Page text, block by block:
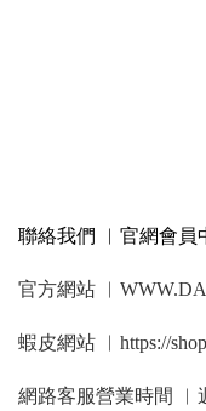
聯絡我們 ︳官網會員
官方網站
蝦皮網站 ︳https://
網路客服營業時間 ︳